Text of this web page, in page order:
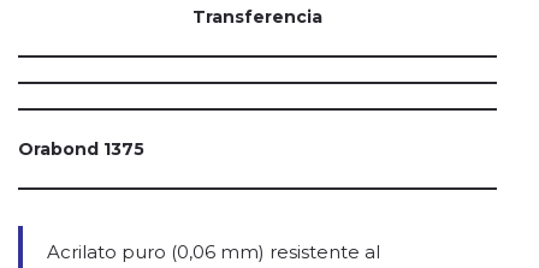
Transferencia
Orabond 1375
Acrilato puro (0,06 mm) resistente al